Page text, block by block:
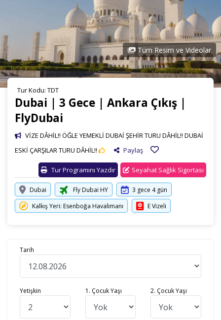
Tüm Resim ve Videolar
Tur Kodu: TDT
Dubai | 3 Gece | Ankara Çıkış |
FlyDubai
VİZE DÂHİL!! ÖĞLE YEMEKLİ DUBAİ ŞEHİR TURU DÂHİL!! DUBAİ
ESKİ ÇARŞILAR TURU DÂHİL!!
Paylaş
Seyahat Sağlık Sigortası
Tur Programını Yazdır
Dubai Fly Dubai HY
3 gece 4 gün
Kalkış Yeri: Esenboğa Havalimanı
E Vizeli
Tarih
Yetişkin 1. Çocuk Yaşı 2. Çocuk Yaşı